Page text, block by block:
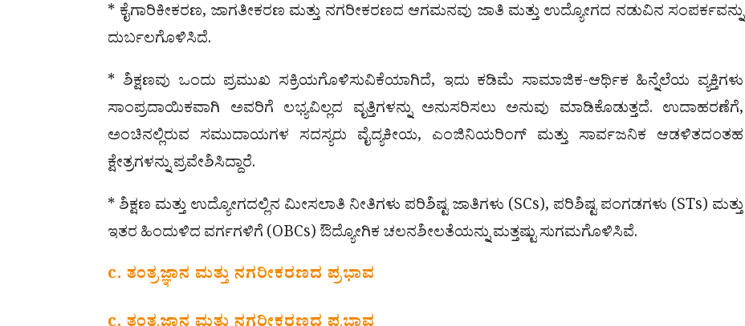
* ಕೈಗಾರಿಕೀಕರಣ, ಜಾಗತೀಕರಣ ಮತ್ತು ನಗರೀಕರಣದ ಆಗಮನವು ಜಾತಿ ಮತ್ತು ಉದ್ಯೋಗದ ನಡುವಿನ ಸಂಪರ್ಕವನ್ನು
ದುರ್ಬಲಗೊಳಿಸಿದೆ.
* ಶಿಕ್ಷಣವು ಒಂದು ಪ್ರಮುಖ ಸಕ್ರಿಯಗೊಳಿಸುವಿಕೆಯಾಗಿದೆ, ಇದು ಕಡಿಮೆ ಸಾಮಾಜಿಕ-ಆರ್ಥಿಕ ಹಿನ್ನೆಲೆಯ ವ್ಯಕ್ತಿಗಳು
ಸಾಂಪ್ರದಾಯಿಕವಾಗಿ ಅವರಿಗೆ ಲಭ್ಯವಿಲ್ಲದ ವೃತ್ತಿಗಳನ್ನು ಅನುಸರಿಸಲು ಅನುವು ಮಾಡಿಕೊಡುತ್ತದೆ. ಉದಾಹರಣೆಗೆ,
ಅಂಚಿನಲ್ಲಿರುವ ಸಮುದಾಯಗಳ ಸದಸ್ಯರು ವೈದ್ಯಕೀಯ, ಎಂಜಿನಿಯರಿಂಗ್ ಮತ್ತು ಸಾರ್ವಜನಿಕ ಆಡಳಿತದಂತಹ
ಕ್ಷೇತ್ರಗಳನ್ನು ಪ್ರವೇಶಿಸಿದ್ದಾರೆ.
* ಶಿಕ್ಷಣ ಮತ್ತು ಉದ್ಯೋಗದಲ್ಲಿನ ಮೀಸಲಾತಿ ನೀತಿಗಳು ಪರಿಶಿಷ್ಟ ಜಾತಿಗಳು (SCs), ಪರಿಶಿಷ್ಟ ಪಂಗಡಗಳು (STs) ಮತ್ತು
ಇತರ ಹಿಂದುಳಿದ ವರ್ಗಗಳಿಗೆ (OBCs) ಔದ್ಯೋಗಿಕ ಚಲನಶೀಲತೆಯನ್ನು ಮತ್ತಷ್ಟು ಸುಗಮಗೊಳಿಸಿವೆ.
c. ತಂತ್ರಜ್ಞಾನ ಮತ್ತು ನಗರೀಕರಣದ ಪ್ರಭಾವ